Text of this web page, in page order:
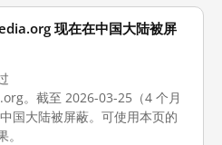
现在在中国大陆被屏
。截至 2026-03-25（4 个月
国大陆被屏蔽。可使用本页的